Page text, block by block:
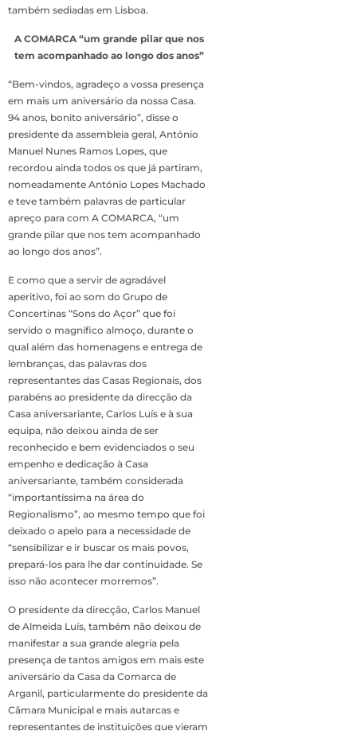
também sediadas em Lisboa.
A COMARCA “um grande pilar que nos
tem acompanhado ao longo dos anos”
“Bem-vindos, agradeço a vossa presença
em mais um aniversário da nossa Casa.
94 anos, bonito aniversário”, disse o
presidente da assembleia geral, António
Manuel Nunes Ramos Lopes, que
recordou ainda todos os que já partiram,
nomeadamente António Lopes Machado
e teve também palavras de particular
apreço para com A COMARCA, “um
grande pilar que nos tem acompanhado
ao longo dos anos”.
E como que a servir de agradável
aperitivo, foi ao som do Grupo de
Concertinas “Sons do Açor” que foi
servido o magnífico almoço, durante o
qual além das homenagens e entrega de
lembranças, das palavras dos
representantes das Casas Regionais, dos
parabéns ao presidente da direcção da
Casa aniversariante, Carlos Luís e à sua
equipa, não deixou ainda de ser
reconhecido e bem evidenciados o seu
empenho e dedicação à Casa
aniversariante, também considerada
“importantíssima na área do
Regionalismo”, ao mesmo tempo que foi
deixado o apelo para a necessidade de
“sensibilizar e ir buscar os mais povos,
prepará-los para lhe dar continuidade. Se
isso não acontecer morremos”.
O presidente da direcção, Carlos Manuel
de Almeida Luís, também não deixou de
manifestar a sua grande alegria pela
presença de tantos amigos em mais este
aniversário da Casa da Comarca de
Arganil, particularmente do presidente da
Câmara Municipal e mais autarcas e
representantes de instituições que vieram